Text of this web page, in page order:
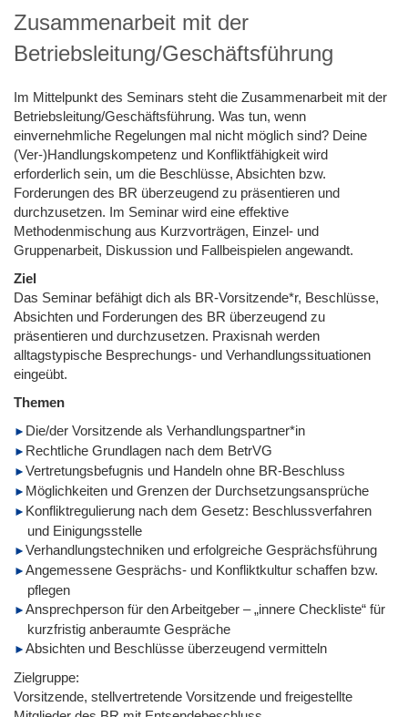
Zusammenarbeit mit der
Betriebsleitung/Geschäftsführung
Im Mittelpunkt des Seminars steht die Zusammenarbeit mit der
Betriebsleitung/Geschäftsführung. Was tun, wenn
einvernehmliche Regelungen mal nicht möglich sind? Deine
(Ver-)Handlungskompetenz und Konfliktfähigkeit wird
erforderlich sein, um die Beschlüsse, Absichten bzw.
Forderungen des BR überzeugend zu präsentieren und
durchzusetzen. Im Seminar wird eine effektive
Methodenmischung aus Kurzvorträgen, Einzel- und
Gruppenarbeit, Diskussion und Fallbeispielen angewandt.
Ziel
Das Seminar befähigt dich als BR-Vorsitzende*r, Beschlüsse,
Absichten und Forderungen des BR überzeugend zu
präsentieren und durchzusetzen. Praxisnah werden
alltagstypische Besprechungs- und Verhandlungssituationen
eingeübt.
Themen
Die/der Vorsitzende als Verhandlungspartner*in
Rechtliche Grundlagen nach dem BetrVG
Vertretungsbefugnis und Handeln ohne BR-Beschluss
Möglichkeiten und Grenzen der Durchsetzungsansprüche
Konfliktregulierung nach dem Gesetz: Beschlussverfahren
und Einigungsstelle
Verhandlungstechniken und erfolgreiche Gesprächsführung
Angemessene Gesprächs- und Konfliktkultur schaffen bzw.
pflegen
Ansprechperson für den Arbeitgeber – „innere Checkliste“ für
kurzfristig anberaumte Gespräche
Absichten und Beschlüsse überzeugend vermitteln
Zielgruppe:
Vorsitzende, stellvertretende Vorsitzende und freigestellte